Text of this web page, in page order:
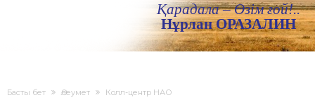
Қарадала – Өзiм ғой!..
Нұрлан ОРАЗАЛИН
Басты бет Әлеумет Колл-центр НАО